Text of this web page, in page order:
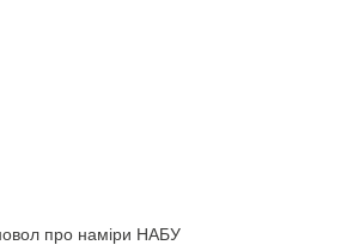
про наміри НАБУ